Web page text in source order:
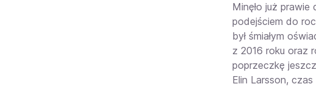
Minęło już
podejściem do
był śmiałym
z 2016 roku oraz
poprzeczkę
Elin Larsson,